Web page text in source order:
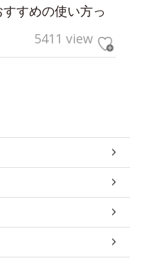
すめの使い方っ
5411 view